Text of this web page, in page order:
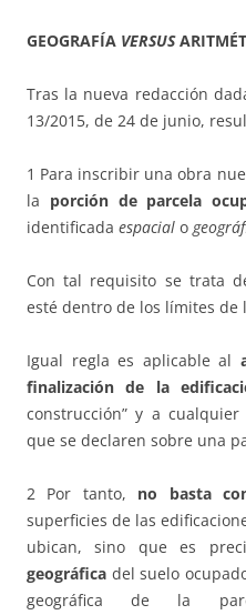
GEOGRAFÍA VERSUS
Tras la nueva redacción
13/2015, de 24 de junio,
1 Para inscribir una obra
la porción de parcela
identificada espacial o
Con tal requisito se trata
esté dentro de los límites
Igual regla es aplicable al
finalización de la
construcción” y a
que se declaren sobre una
2 Por tanto, no basta
superficies de las
ubican, sino que es
geográfica del suelo
geográfica de la